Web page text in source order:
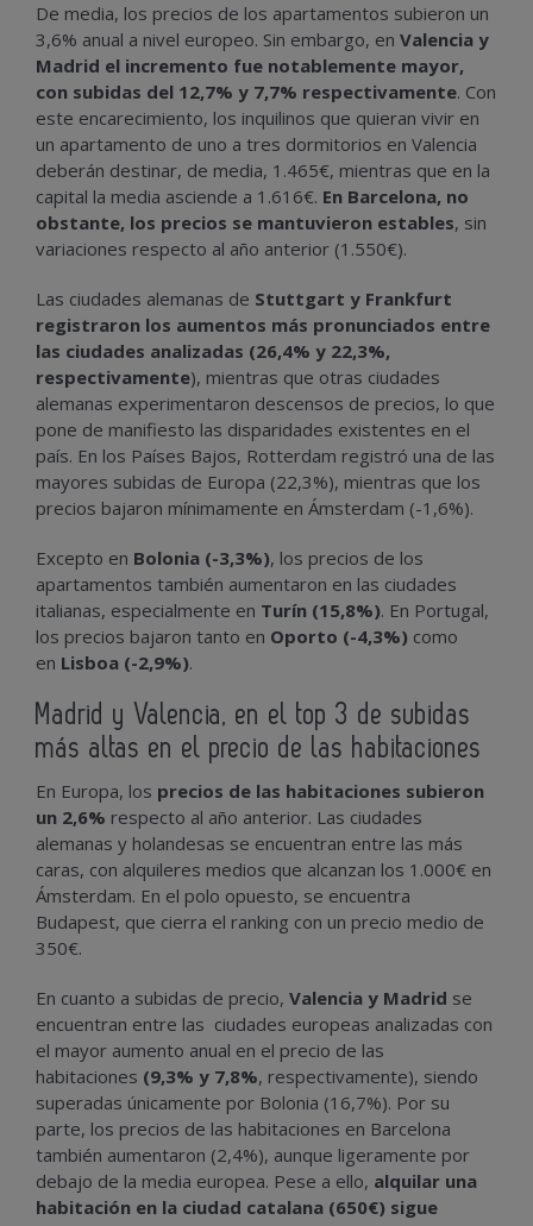
De media, los precios de los apartamentos subieron un
3,6% anual a nivel europeo. Sin embargo, en Valencia y
Madrid el incremento fue notablemente mayor,
con subidas del 12,7% y 7,7% respectivamente. Con
este encarecimiento, los inquilinos que quieran vivir en
un apartamento de uno a tres dormitorios en Valencia
deberán destinar, de media, 1.465€, mientras que en la
capital la media asciende a 1.616€. En Barcelona, no
obstante, los precios se mantuvieron estables, sin
variaciones respecto al año anterior (1.550€).
Las ciudades alemanas de Stuttgart y Frankfurt
registraron los aumentos más pronunciados entre
las ciudades analizadas (26,4% y 22,3%,
respectivamente), mientras que otras ciudades
alemanas experimentaron descensos de precios, lo que
pone de manifiesto las disparidades existentes en el
país. En los Países Bajos, Rotterdam registró una de las
mayores subidas de Europa (22,3%), mientras que los
precios bajaron mínimamente en Ámsterdam (-1,6%).
Excepto en Bolonia (-3,3%), los precios de los
apartamentos también aumentaron en las ciudades
italianas, especialmente en Turín (15,8%). En Portugal,
los precios bajaron tanto en Oporto (-4,3%) como
en Lisboa (-2,9%).
Madrid y Valencia, en el top 3 de subidas
más altas en el precio de las habitaciones
En Europa, los precios de las habitaciones subieron
un 2,6% respecto al año anterior. Las ciudades
alemanas y holandesas se encuentran entre las más
caras, con alquileres medios que alcanzan los 1.000€ en
Ámsterdam. En el polo opuesto, se encuentra
Budapest, que cierra el ranking con un precio medio de
350€.
En cuanto a subidas de precio, Valencia y Madrid se
encuentran entre las ciudades europeas analizadas con
el mayor aumento anual en el precio de las
habitaciones (9,3% y 7,8%, respectivamente), siendo
superadas únicamente por Bolonia (16,7%). Por su
parte, los precios de las habitaciones en Barcelona
también aumentaron (2,4%), aunque ligeramente por
debajo de la media europea. Pese a ello, alquilar una
habitación en la ciudad catalana (650€) sigue